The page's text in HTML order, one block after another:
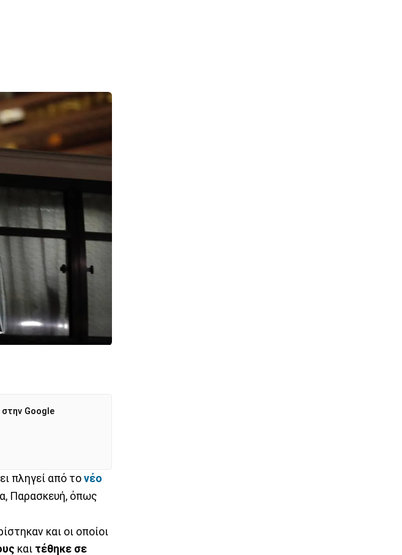
Google
πληγεί από το νέο
Παρασκευή, όπως
και οι οποίοι
και τέθηκε σε